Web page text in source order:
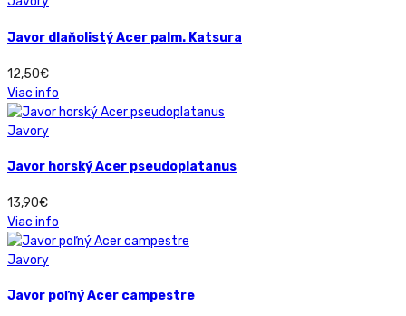
Javor dlaňolistý Acer palm. Katsura
12,50€
Viac info
Javory
Javor horský Acer pseudoplatanus
13,90€
Viac info
Javory
Javor poľný Acer campestre